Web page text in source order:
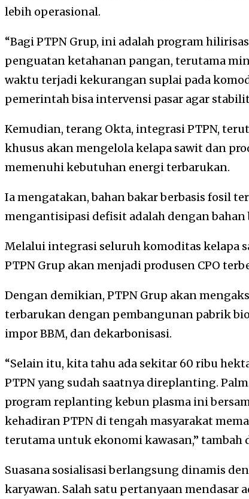
lebih operasional.
“Bagi PTPN Grup, ini adalah program
penguatan ketahanan pangan, terutama
waktu terjadi kekurangan suplai pada
pemerintah bisa intervensi pasar agar
Kemudian, terang Okta, integrasi PTPN,
khusus akan mengelola kelapa sawit dan
memenuhi kebutuhan energi terbarukan.
Ia mengatakan, bahan bakar berbasis fosil
mengantisipasi defisit adalah dengan bahan
Melalui integrasi seluruh komoditas kelapa
PTPN Grup akan menjadi produsen CPO
Dengan demikian, PTPN Grup akan
terbarukan dengan pembangunan pabrik
impor BBM, dan dekarbonisasi.
“Selain itu, kita tahu ada sekitar 60 ribu
PTPN yang sudah saatnya direplanting.
program replanting kebun plasma ini
kehadiran PTPN di tengah masyarakat
terutama untuk ekonomi kawasan,” tambah
Suasana sosialisasi berlangsung dinamis
karyawan. Salah satu pertanyaan mendasar